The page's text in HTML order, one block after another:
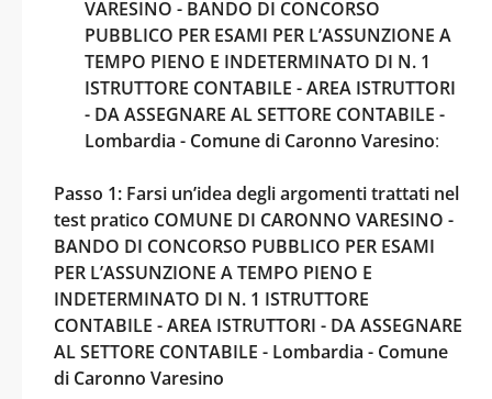
VARESINO - BANDO DI CONCORSO
PUBBLICO PER ESAMI PER L’ASSUNZIONE A
TEMPO PIENO E INDETERMINATO DI N. 1
ISTRUTTORE CONTABILE - AREA ISTRUTTORI
- DA ASSEGNARE AL SETTORE CONTABILE -
Lombardia - Comune di Caronno Varesino:
Passo 1: Farsi un’idea degli argomenti trattati nel
test pratico COMUNE DI CARONNO VARESINO -
BANDO DI CONCORSO PUBBLICO PER ESAMI
PER L’ASSUNZIONE A TEMPO PIENO E
INDETERMINATO DI N. 1 ISTRUTTORE
CONTABILE - AREA ISTRUTTORI - DA ASSEGNARE
AL SETTORE CONTABILE - Lombardia - Comune
di Caronno Varesino